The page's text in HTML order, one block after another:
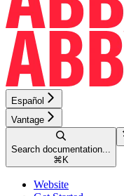
Español
Vantage
Search documentation...
⌘ K
Website